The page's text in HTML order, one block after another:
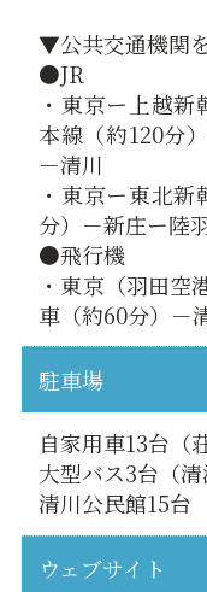
▼公共交通機関
●JR
・東京ー上越
本線（約120分
－清川
・東京ー東北
分）－新庄ー陸
●飛行機
・東京（羽田空
車（約60分）－
駐車場
自家用車13台（
大型バス3台（清
清川公民館15台
ウェブサイト